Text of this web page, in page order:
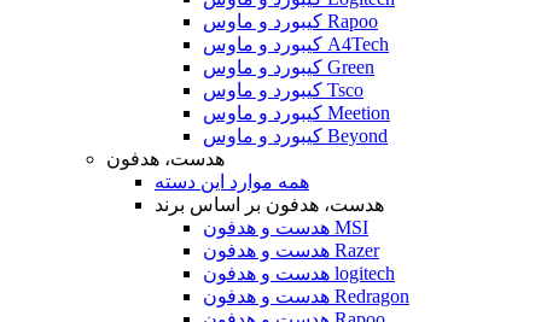
کیبورد و ماوس Rapoo
کیبورد و ماوس A4Tech
کیبورد و ماوس Green
کیبورد و ماوس Tsco
کیبورد و ماوس Meetion
کیبورد و ماوس Beyond
هدست، هدفون
همه موارد این دسته
هدست، هدفون بر اساس برند
هدست و هدفون MSI
هدست و هدفون Razer
هدست و هدفون logitech
هدست و هدفون Redragon